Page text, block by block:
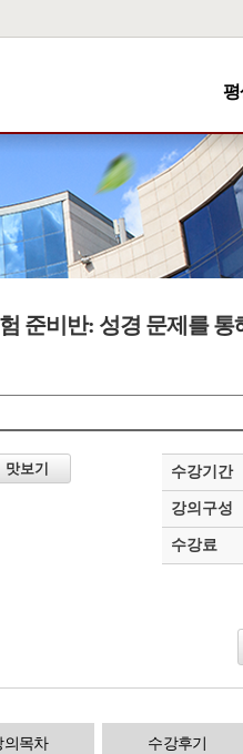
평
준비반: 성경 문제를 통
맛보기 수강기간
강의구성
수강료
의목차 수강후기